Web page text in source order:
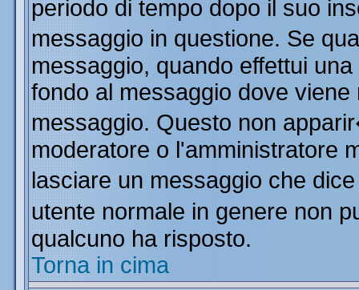
periodo di tempo dopo il suo
messaggio in questione. Se
messaggio, quando effettui
fondo al messaggio dove
messaggio. Questo non
moderatore o l'amministratore
lasciare un messaggio che
utente normale in genere non
qualcuno ha risposto.
Torna in cima